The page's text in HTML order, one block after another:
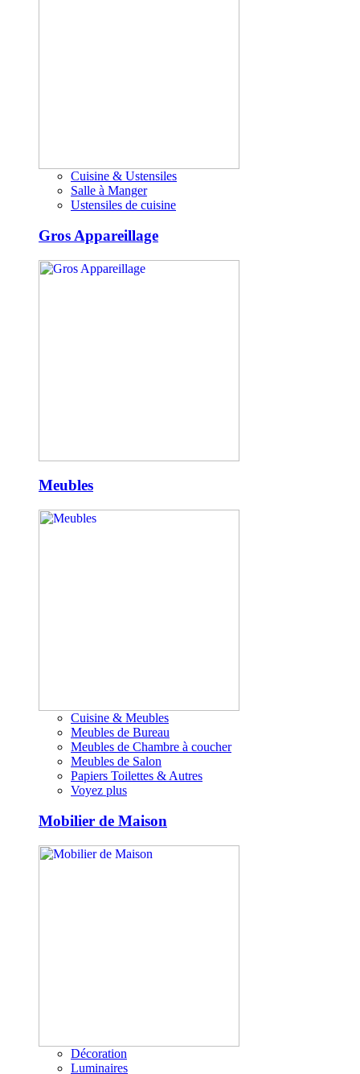
Cuisine & Ustensiles
Salle à Manger
Ustensiles de cuisine
Gros Appareillage
Meubles
Cuisine & Meubles
Meubles de Bureau
Meubles de Chambre à coucher
Meubles de Salon
Papiers Toilettes & Autres
Voyez plus
Mobilier de Maison
Décoration
Luminaires